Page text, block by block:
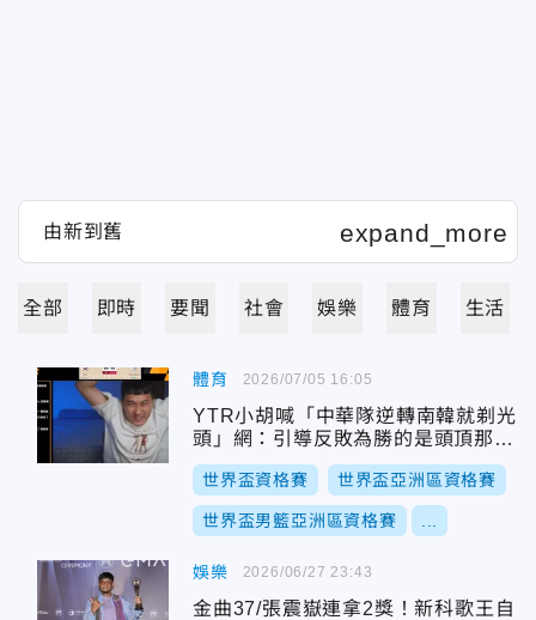
全部 即時 要聞 社會 娛樂 體育 生活
體育
YTR小胡喊「中華隊逆轉南韓就剃光
頭」網：引導反敗為勝的是頭頂那道
光
世界盃資格賽 世界盃亞洲區資格賽
世界盃男籃亞洲區資格賽
2026/07/05 16:05
娛樂
金曲37/張震嶽連拿2獎！新科歌王自
2026/06/27 23:43